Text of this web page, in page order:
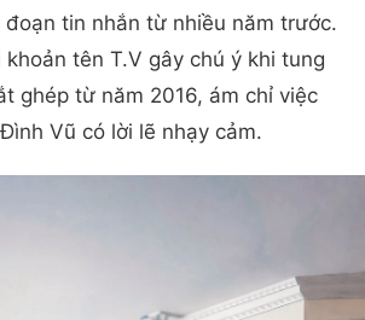
đoạn tin nhắn từ nhiều năm trước.
tên T.V gây chú ý khi tung
ghép từ năm 2016, ám chỉ việc
Vũ có lời lẽ nhạy cảm.